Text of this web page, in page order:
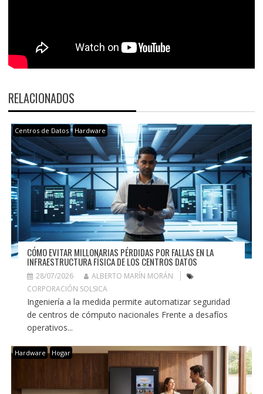
RELACIONADOS
Centros de Datos Hardware
CÓMO EVITAR MILLONARIAS PÉRDIDAS POR FALLAS EN LA
INFRAESTRUCTURA FÍSICA DE LOS CENTROS DATOS
28/07/2026
ALBERTO MARÍN MORÁN
CORPORACIÓN SOLSICA
Ingeniería a la medida permite automatizar seguridad
de centros de cómputo nacionales Frente a desafíos
operativos...
Hardware Hogar